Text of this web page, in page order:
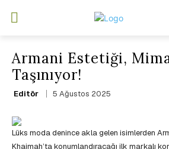
Armani Estetiği,
Taşınıyor!
Editör 5 Ağustos 2025
Lüks moda denince akla gelen isimlerden
Khaimah’ta konumlandıracağı ilk markalı